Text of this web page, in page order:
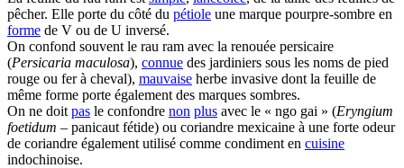
pêcher. Elle porte du côté du pétiole une marque pourpre-sombre en
forme de V ou de U inversé.
On confond souvent le rau ram avec la renouée persicaire
(Persicaria maculosa), connue des jardiniers sous les noms de pied
rouge ou fer à cheval), mauvaise herbe invasive dont la feuille de
même forme porte également des marques sombres.
On ne doit pas le confondre non plus avec le « ngo gai » (Eryngium
foetidum – panicaut fétide) ou coriandre mexicaine à une forte odeur
de coriandre également utilisé comme condiment en cuisine
indochinoise.